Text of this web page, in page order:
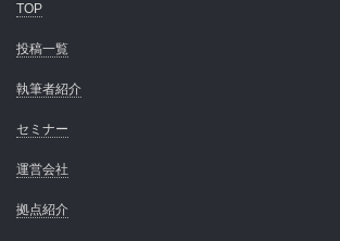
TOP
投稿一覧
執筆者紹介
セミナー
運営会社
拠点紹介